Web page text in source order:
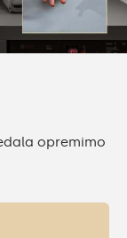
opremimo